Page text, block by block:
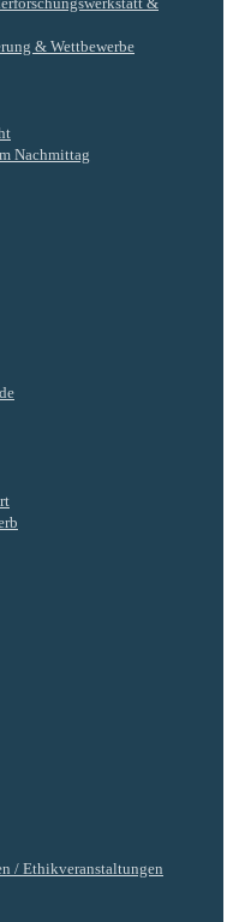
& Wettbewerbe
Nachmittag
/ Ethikveranstaltungen